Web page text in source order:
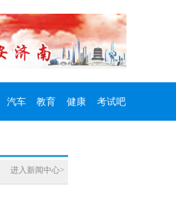
汽车 教育 健康 考试吧
进入新闻中心>